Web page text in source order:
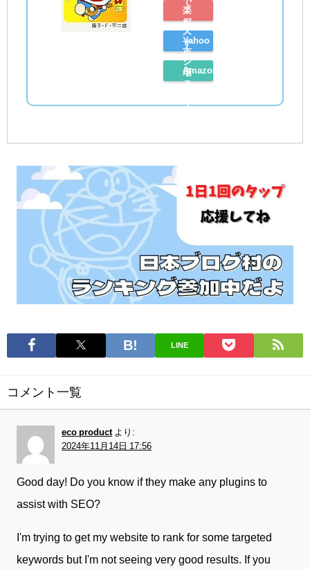
探
す
楽
天
市
場
Yahoo
シ
ョ
ッ
ン
で
Amazon
見
LINE
コメント一覧
eco product より:
2024年11月14日 17:56
Good day! Do you know if they make any plugins to
assist with SEO?
I'm trying to get my website to rank for some targeted
keywords but I'm not seeing very good results. If you